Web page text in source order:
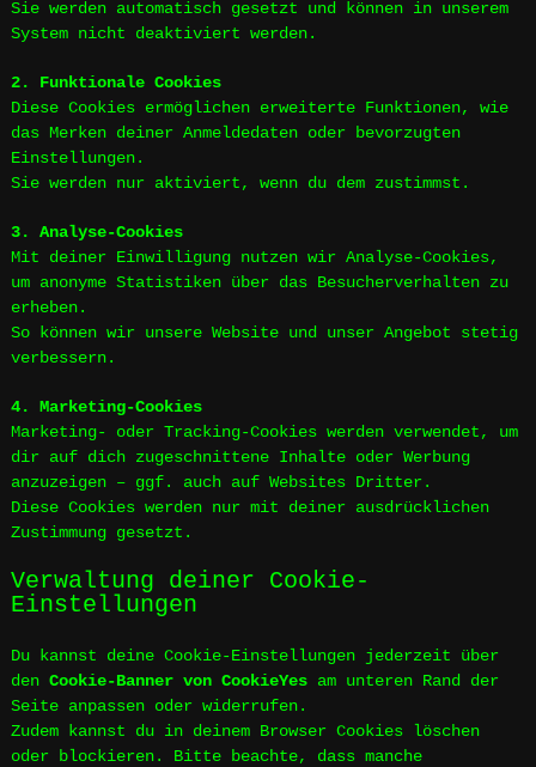
Sie werden automatisch gesetzt und können in unserem
System nicht deaktiviert werden.
2. Funktionale Cookies
Diese Cookies ermöglichen erweiterte Funktionen, wie
das Merken deiner Anmeldedaten oder bevorzugten
Einstellungen.
Sie werden nur aktiviert, wenn du dem zustimmst.
3. Analyse-Cookies
Mit deiner Einwilligung nutzen wir Analyse-Cookies,
um anonyme Statistiken über das Besucherverhalten zu
erheben.
So können wir unsere Website und unser Angebot stetig
verbessern.
4. Marketing-Cookies
Marketing- oder Tracking-Cookies werden verwendet, um
dir auf dich zugeschnittene Inhalte oder Werbung
anzuzeigen – ggf. auch auf Websites Dritter.
Diese Cookies werden nur mit deiner ausdrücklichen
Zustimmung gesetzt.
Verwaltung deiner Cookie-
Einstellungen
Du kannst deine Cookie-Einstellungen jederzeit über
den Cookie-Banner von CookieYesam unteren Rand der
Seite anpassen oder widerrufen.
Zudem kannst du in deinem Browser Cookies löschen
oder blockieren. Bitte beachte, dass manche